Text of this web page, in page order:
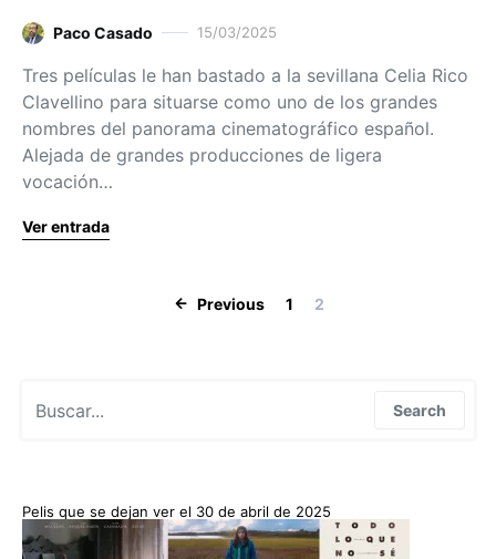
Paco Casado 15/03/2025
Tres películas le han bastado a la sevillana Celia Rico
Clavellino para situarse como uno de los grandes
nombres del panorama cinematográfico español.
Alejada de grandes producciones de ligera
vocación…
Ver entrada
Paginación
Previous 1 2
Search
Pelis que se dejan ver el 30 de abril de 2025